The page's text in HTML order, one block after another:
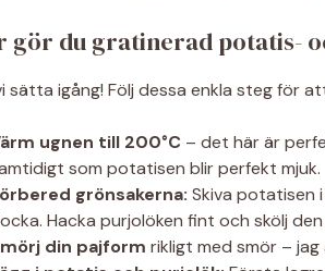
gör du gratinerad potatis-
sätta igång! Följ dessa enkla steg för
ugnen till 200°C – det här är
som potatisen blir perfekt mjuk.
grönsakerna: Skiva potatisen
Hacka purjolöken fint och skölj
din pajform rikligt med smör –